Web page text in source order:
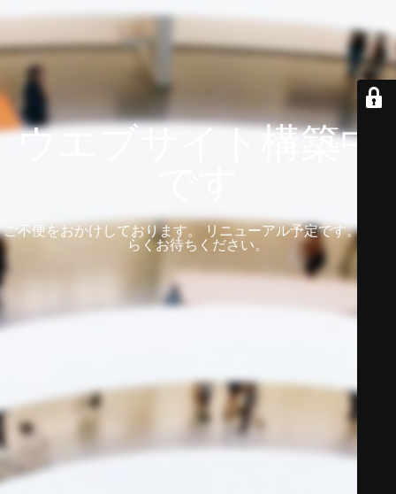
ウエブサイト構築中
ご不便をおかけしております。 リニューアル予定です。 しば
らくお待ちください。